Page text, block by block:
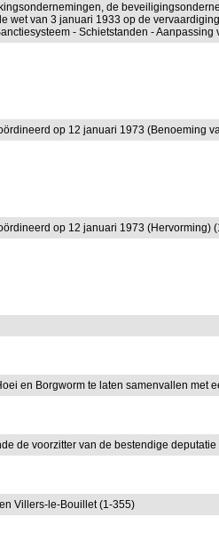
de
wet van 3 januari 1933 op de
- Schietstanden -
op 12 januari 1973 (Benoeming
op 12 januari 1973 (Hervorming)
en Borgworm te laten samenvallen met
de voorzitter van de bestendige
Villers-le-Bouillet (1-355)